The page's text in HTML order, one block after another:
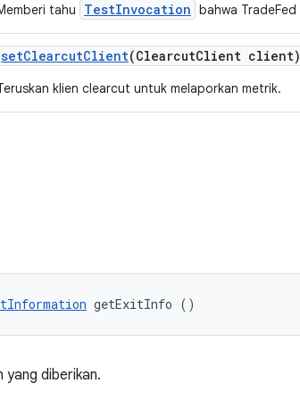
tahu TestInvocation bahwa
setClearcutClient(ClearcutClient client)
klien clearcut untuk melaporkan metrik.
getExitInfo ()
yang diberikan.